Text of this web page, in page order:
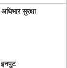
सुरक्षा